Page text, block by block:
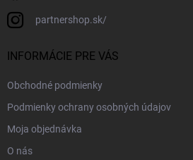
partnershop.sk/
INFORMÁCIE PRE VÁS
Obchodné podmienky
Podmienky ochrany osobných údajov
Moja objednávka
O nás